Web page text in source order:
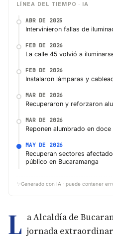
LÍNEA DEL TIEMPO · IA
ABR DE 2025
Intervinieron fallas de
FEB DE 2026
La calle 45 volvió a
FEB DE 2026
Instalaron lámparas y
MAR DE 2026
Recuperaron y reforzaron
MAR DE 2026
Reponen alumbrado en
MAY DE 2026
Recuperan sectores
público en Bucaramanga
✨ Generado con IA · puede contener
L a Alcaldía de
jornada